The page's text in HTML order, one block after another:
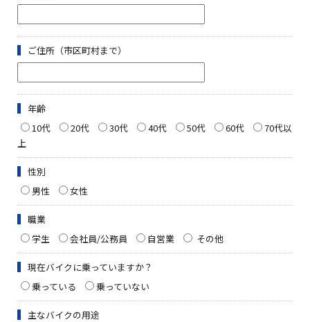
ご住所（市区町村まで）
年齢
10代
20代 30代 40代 50代 60代
70代以
上
性別
男性
女性
職業
学生
会社員/公務員 自営業 その他
現在バイクに乗っていますか？
乗っている
乗っていない
主なバイクの用途